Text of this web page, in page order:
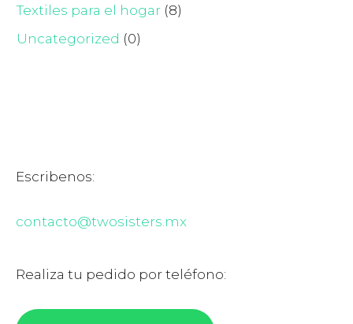
Textiles para el hogar (8)
Uncategorized (0)
Escribenos:
contacto@twosisters.mx
Realiza tu pedido por teléfono: